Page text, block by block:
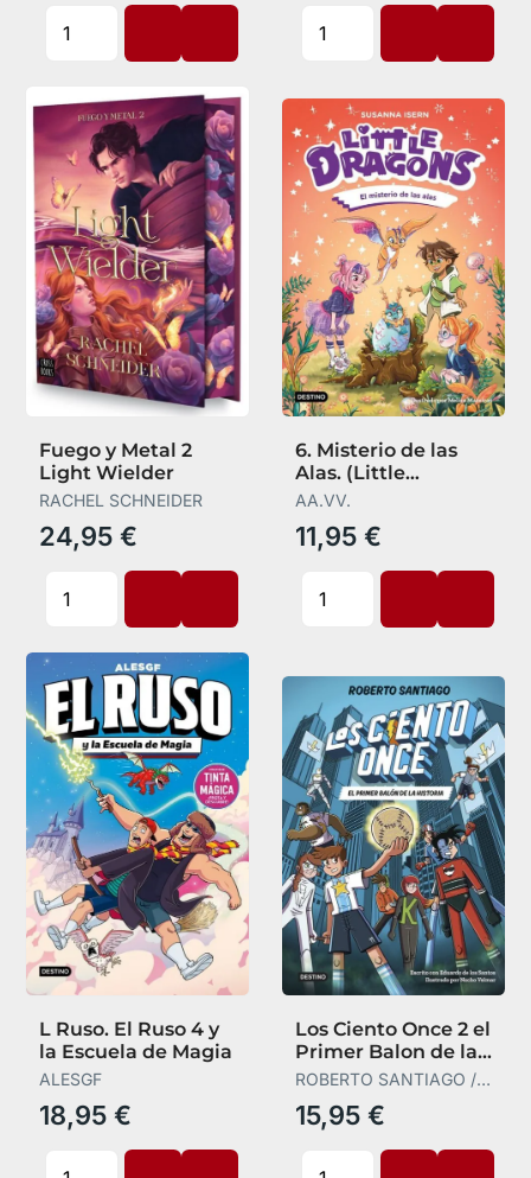
Fuego y Metal 2
Light Wielder
RACHEL SCHNEIDER
24,95 €
6. Misterio de las
Alas. (Little
Dragons)
AA.VV.
11,95 €
L Ruso. El Ruso 4 y
la Escuela de Magia
ALESGF
18,95 €
Los Ciento Once 2 el
Primer Balon de la
Historia
ROBERTO SANTIAGO /
EDUARDO DE LOS
SANTOS M
15,95 €